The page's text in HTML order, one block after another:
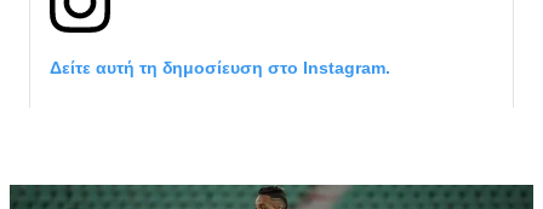
Δείτε αυτή τη δημοσίευση στο Instagram.